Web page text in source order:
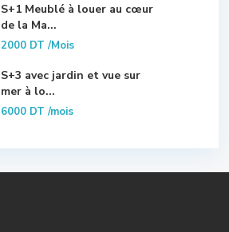
S+1 Meublé à louer au cœur
de la Ma...
2000 DT/Mois
S+3 avec jardin et vue sur
mer à lo...
6000 DT/mois